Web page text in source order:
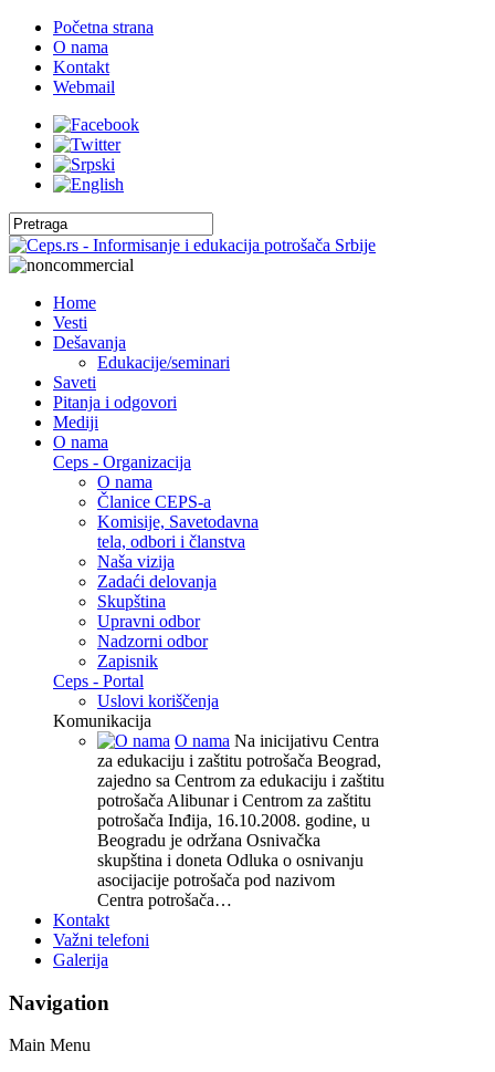
Početna strana
O nama
Kontakt
Webmail
Home
Vesti
Dešavanja
Edukacije/seminari
Saveti
Pitanja i odgovori
Mediji
O nama
Ceps - Organizacija
O nama
Članice CEPS-a
Komisije, Savetodavna
tela, odbori i članstva
Naša vizija
Zadaći delovanja
Skupština
Upravni odbor
Nadzorni odbor
Zapisnik
Ceps - Portal
Uslovi koriščenja
Komunikacija
O nama Na inicijativu Centra
za edukaciju i zaštitu potrošača Beograd,
zajedno sa Centrom za edukaciju i zaštitu
potrošača Alibunar i Centrom za zaštitu
potrošača Inđija, 16.10.2008. godine, u
Beogradu je održana Osnivačka
skupština i doneta Odluka o osnivanju
asocijacije potrošača pod nazivom
Centra potrošača…
Kontakt
Važni telefoni
Galerija
Navigation
Main Menu